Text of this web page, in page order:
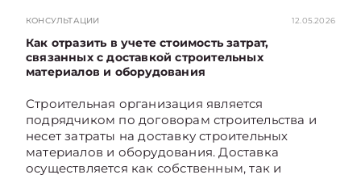
КОНСУЛЬТАЦИИ 12.05.2026
Как отразить в учете стоимость затрат,
связанных с доставкой строительных
материалов и оборудования
Строительная организация является
подрядчиком по договорам строительства и
несет затраты на доставку строительных
материалов и оборудования. Доставка
осуществляется как собственным, так и